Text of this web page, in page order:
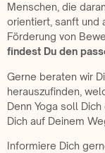
Menschen, die
orientiert, sanft und
Förderung von
findest Du den
Gerne beraten wir
herauszufinden,
Denn Yoga soll
Dich auf Deinem
Informiere Dich